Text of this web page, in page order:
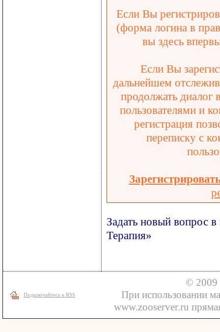
Если Вы
(форма логина в
вы здесь
Если Вы
дальнейшем
продолжать диалог
пользователями и
регистрация
переписку с
Задать новый вопрос
Терапия»
Подключайтесь к RSS
© 2009
При использовании
www.zooserver.ru